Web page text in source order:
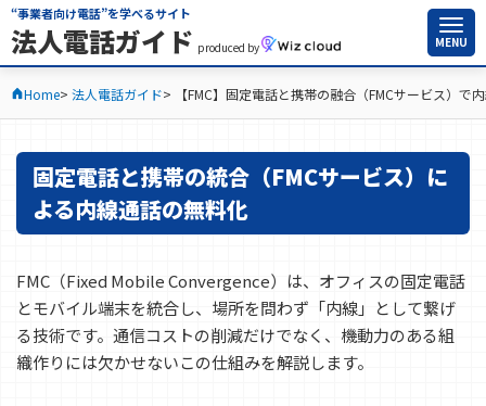
“事業者向け電話”を学べるサイト
法人電話ガイド produced by MENU
Home 法人電話ガイド 【FMC】固定電話と携帯の融合（FMCサービス）で
固定電話と携帯の統合（FMCサービス）に
よる内線通話の無料化
FMC（Fixed Mobile Convergence）は、オフィスの固定電話
とモバイル端末を統合し、場所を問わず「内線」として繋げ
る技術です。通信コストの削減だけでなく、機動力のある組
織作りには欠かせないこの仕組みを解説します。